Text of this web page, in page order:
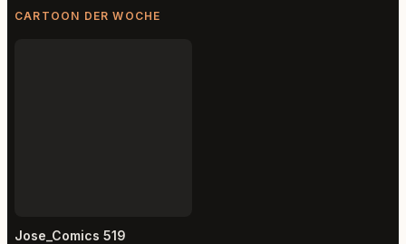
CARTOON DER WOCHE
Jose_Comics 519